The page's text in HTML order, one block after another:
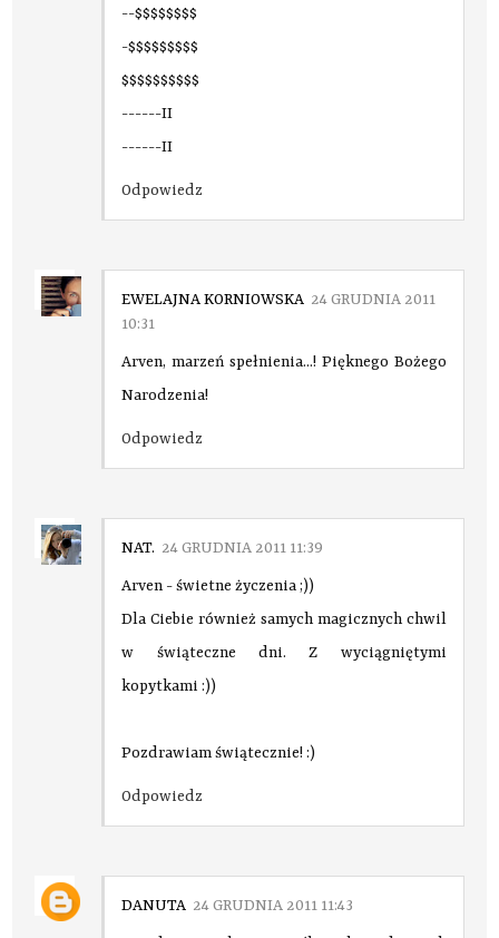
--$$$$$$$$
-$$$$$$$$$
$$$$$$$$$$
------II
------II
Odpowiedz
EWELAJNA KORNIOWSKA 24 GRUDNIA 2011
10:31
Arven, marzeń spełnienia...! Pięknego Bożego
Narodzenia!
Odpowiedz
NAT. 24 GRUDNIA 2011 11:39
Arven - świetne życzenia ;))
Dla Ciebie również samych magicznych chwil
w świąteczne dni. Z wyciągniętymi
kopytkami :))
Pozdrawiam świątecznie! :)
Odpowiedz
DANUTA 24 GRUDNIA 2011 11:43